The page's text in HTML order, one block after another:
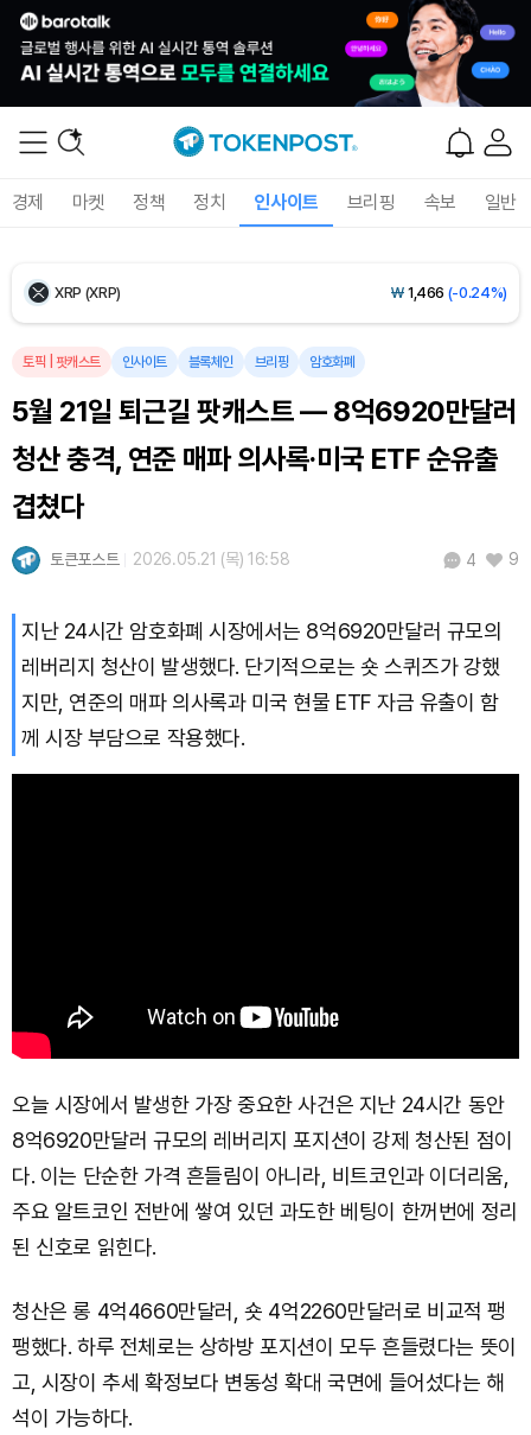
경제 마켓 정책 정치 인사이트 브리핑 속보 일반
Ethereum (ETH) ₩2,710,499(+0.16%)
XRP (XRP) ₩ 1,466 (-0.24%)
Solana (SOL)
TRON (TRX) ₩464.4(+0.38%)
Hyperliquid (HYPE) ₩76,944 (-0.14%)
토픽 팟캐스트 인사이트 블록체인 브리핑 암호화폐
5월 21일 퇴근길 팟캐스트 — 8억6920만달러
청산 충격, 연준 매파 의사록·미국 ETF 순유출
겹쳤다
토큰포스트 2026.05.21 (목) 16:58 4 9
지난 24시간 암호화폐 시장에서는 8억6920만달러 규모의
레버리지 청산이 발생했다. 단기적으로는 숏 스퀴즈가 강했
지만, 연준의 매파 의사록과 미국 현물 ETF 자금 유출이 함
께 시장 부담으로 작용했다.
오늘 시장에서 발생한 가장 중요한 사건은 지난 24시간 동안
8억6920만달러 규모의 레버리지 포지션이 강제 청산된 점이
다. 이는 단순한 가격 흔들림이 아니라, 비트코인과 이더리움,
주요 알트코인 전반에 쌓여 있던 과도한 베팅이 한꺼번에 정리
된 신호로 읽힌다.
청산은 롱 4억4660만달러, 숏 4억2260만달러로 비교적 팽
팽했다. 하루 전체로는 상하방 포지션이 모두 흔들렸다는 뜻이
고, 시장이 추세 확정보다 변동성 확대 국면에 들어섰다는 해
석이 가능하다.